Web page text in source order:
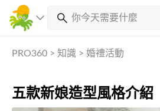
PRO360 > 知識 > 婚禮活動
五款新娘造型風格介紹